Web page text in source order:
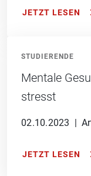
JETZT LESEN
STUDIERENDE
Mentale
stresst
02.10.2023
JETZT LESEN